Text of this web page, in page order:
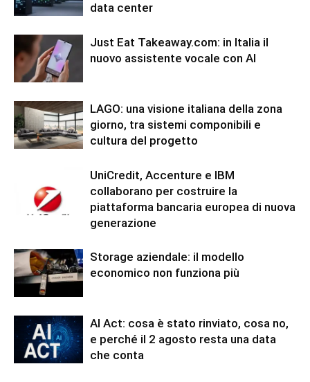
data center
Just Eat Takeaway.com: in Italia il
nuovo assistente vocale con AI
LAGO: una visione italiana della zona
giorno, tra sistemi componibili e
cultura del progetto
UniCredit, Accenture e IBM
collaborano per costruire la
piattaforma bancaria europea di nuova
generazione
Storage aziendale: il modello
economico non funziona più
AI Act: cosa è stato rinviato, cosa no,
e perché il 2 agosto resta una data
che conta